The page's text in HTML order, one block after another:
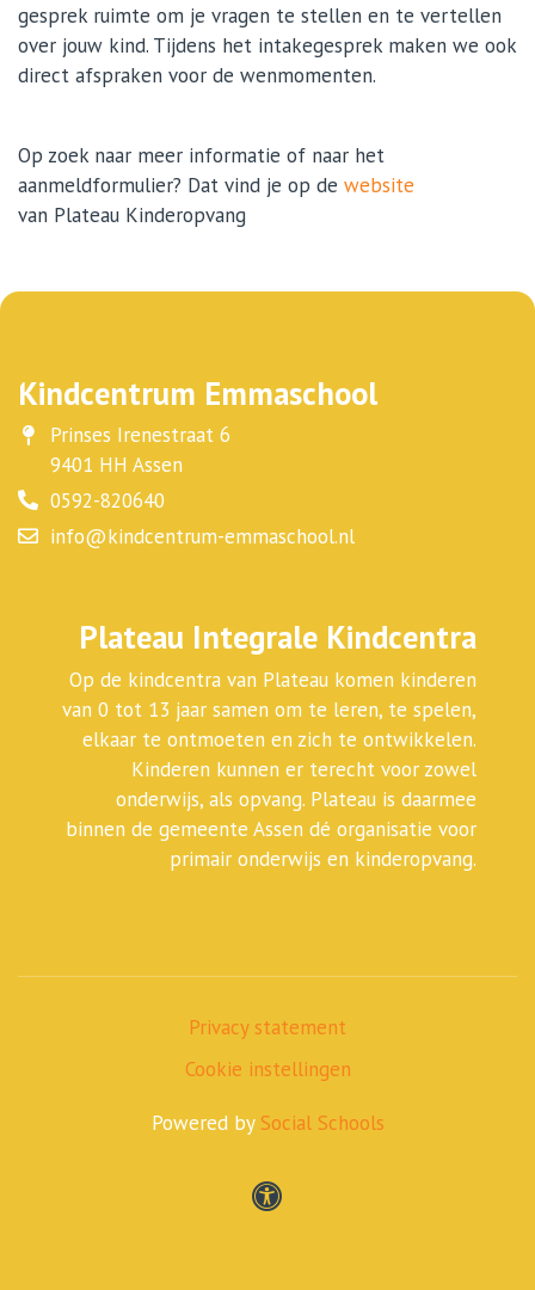
gesprek ruimte om je vragen te stellen en te vertellen
over jouw kind. Tijdens het intakegesprek maken we ook
direct afspraken voor de wenmomenten.
Op zoek naar meer informatie of naar het
aanmeldformulier? Dat vind je op de website
van Plateau Kinderopvang
Kindcentrum Emmaschool
Prinses Irenestraat 6
9401 HH Assen
0592-820640
info@kindcentrum-emmaschool.nl
Plateau Integrale Kindcentra
Op de kindcentra van Plateau komen kinderen
van 0 tot 13 jaar samen om te leren, te spelen,
elkaar te ontmoeten en zich te ontwikkelen.
Kinderen kunnen er terecht voor zowel
onderwijs, als opvang. Plateau is daarmee
binnen de gemeente Assen dé organisatie voor
primair onderwijs en kinderopvang.
Privacy statement
Cookie instellingen
Powered by Social Schools